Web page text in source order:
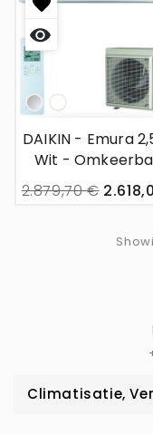
Silver
DAIKIN - Emura
Wit -
Wandunit
2.879,70 €
Climatisatie,